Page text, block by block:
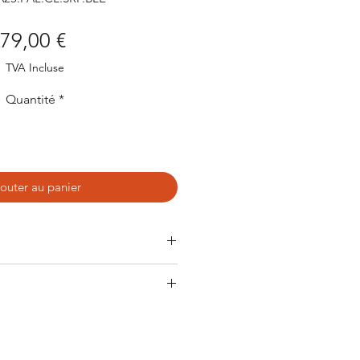
79,00 €Prix
TVA Incluse
Quantité *
au panier